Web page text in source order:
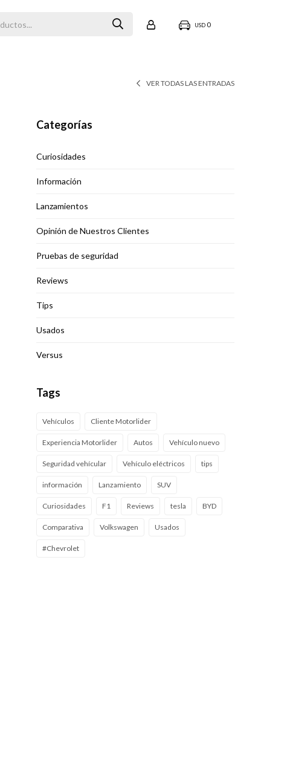
USD 0
VER TODAS LAS ENTRADAS
Categorías
Curiosidades
Información
Lanzamientos
Opinión de Nuestros Clientes
Pruebas de seguridad
Reviews
Tips
Usados
Versus
Tags
Vehículos Cliente Motorlider
Experiencia Motorlider Autos Vehículo nuevo
Seguridad vehícular Vehículo eléctricos tips
información Lanzamiento SUV
Curiosidades F1 Reviews tesla BYD
Comparativa Volkswagen Usados
#Chevrolet